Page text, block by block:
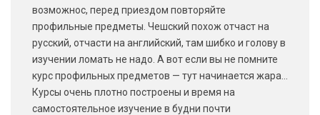
возможнос, перед приездом повторяйте
профильные предметы. Чешский похож отчаст на
русский, отчасти на английский, там шибко и голову в
изучении ломать не надо. А вот если вы не помните
курс профильных предметов — тут начинается жара…
Курсы очень плотно построены и время на
самостоятельное изучение в будни почти